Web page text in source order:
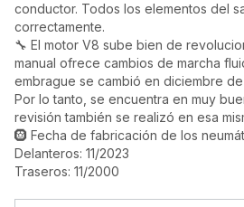
conductor. Todos los elementos del
correctamente.
🔧 El motor V8 sube bien de
manual ofrece cambios de marcha
embrague se cambió en diciembre
Por lo tanto, se encuentra en muy
revisión también se realizó en esa
🛞 Fecha de fabricación de los
Delanteros: 11/2023
Traseros: 11/2000